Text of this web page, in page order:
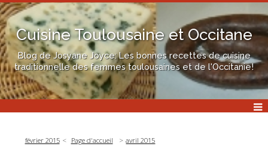
Cuisine Toulousaine et Occitane
Blog de Josyane Joyce: Les bonnes recettes de cuisine
traditionnelle des femmes toulousaines et de l'Occitanie!
février 2015 Page d'accueil avril 2015